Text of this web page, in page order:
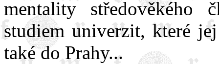
mentality středověkého
studiem univerzit, které
také do Prahy...